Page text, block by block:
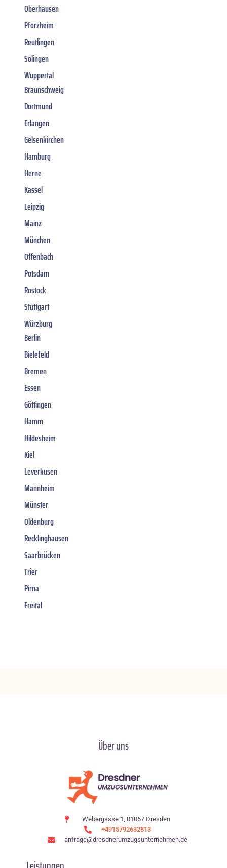
Oberhausen
Pforzheim
Reutlingen
Solingen
Wuppertal
Braunschweig
Dortmund
Erlangen
Gelsenkirchen
Hamburg
Herne
Kassel
Leipzig
Mainz
München
Offenbach
Potsdam
Rostock
Stuttgart
Würzburg
Berlin
Bielefeld
Bremen
Essen
Göttingen
Hamm
Hildesheim
Kiel
Leverkusen
Mannheim
Münster
Oldenburg
Recklinghausen
Saarbrücken
Trier
Pirna
Freital
Über uns
Webergasse 1, 01067 Dresden
+4915792632813
anfrage@dresdnerumzugsunternehmen.de